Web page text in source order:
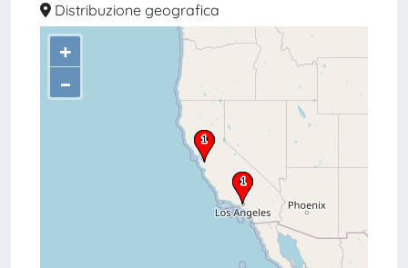
Distribuzione geografica
+
–